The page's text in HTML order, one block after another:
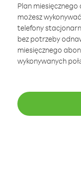
Plan
możesz
telefony
bez potrzeby
miesięcznego
wykonywanych